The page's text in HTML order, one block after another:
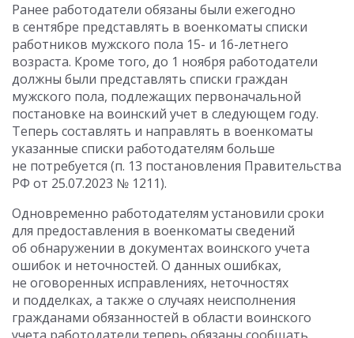
Ранее работодатели обязаны были ежегодно
в сентябре представлять в военкоматы списки
работников мужского пола 15- и 16-летнего
возраста. Кроме того, до 1 ноября работодатели
должны были представлять списки граждан
мужского пола, подлежащих первоначальной
постановке на воинский учет в следующем году.
Теперь составлять и направлять в военкоматы
указанные списки работодателям больше
не потребуется (п. 13 постановления Правительства
РФ от 25.07.2023 № 1211).
Одновременно работодателям установили сроки
для предоставления в военкоматы сведений
об обнаружении в документах воинского учета
ошибок и неточностей. О данных ошибках,
не оговоренных исправлениях, неточностях
и подделках, а также о случаях неисполнения
гражданами обязанностей в области воинского